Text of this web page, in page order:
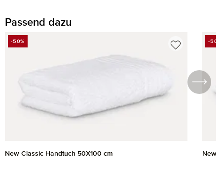
Passend dazu
Produktgalerie überspringen
RABATT
-50%
New Classic Handtuch 50X100 cm
-
New